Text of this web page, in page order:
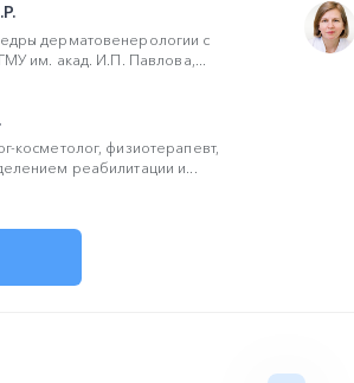
дерматовенерологии с
им. акад. И.П. Павлова,...
косметолог, физиотерапевт,
реабилитации и...